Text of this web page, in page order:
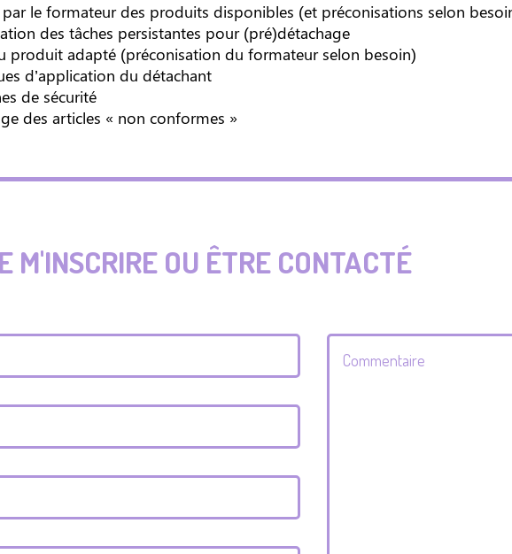
par le formateur des produits disponibles (et préconisations selon
des tâches persistantes pour (pré)détachage
produit adapté (préconisation du formateur selon besoin)
d’application du détachant
de sécurité
des articles « non conformes »
M'INSCRIRE OU ÊTRE CONTACTÉ